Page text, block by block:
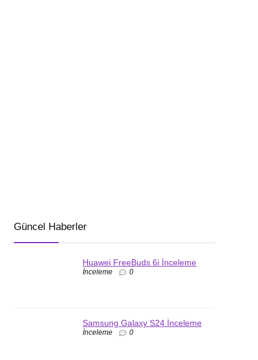
Güncel Haberler
Huawei FreeBuds 6i İnceleme
İnceleme 0
Samsung Galaxy S24 İnceleme
İnceleme 0